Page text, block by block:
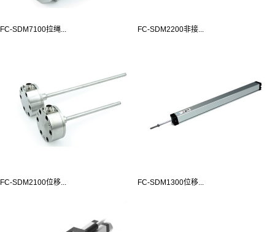
FC-SDM7100拉绳... FC-SDM2200非接...
FC-SDM2100位移... FC-SDM1300位移...